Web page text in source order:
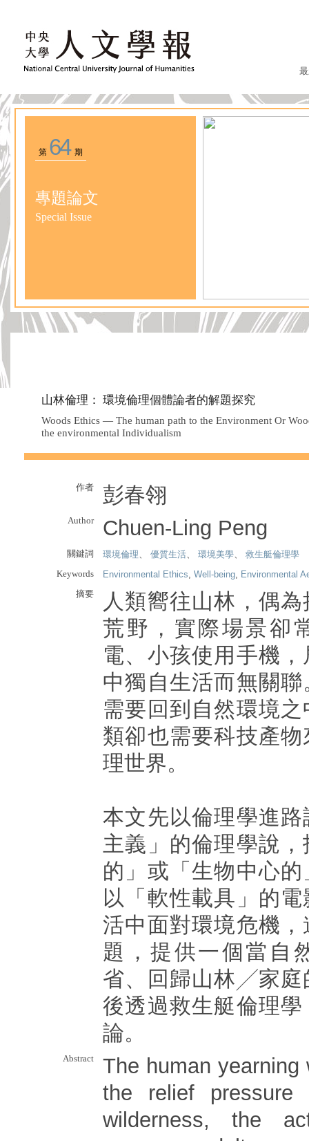
第 64期
專題論文
Special Issue
山林倫理： 環境倫理個體論者的解題探究
Woods Ethics — The human path to the Environment Or
the environmental Individualism
作者 彭春翎
Author Chuen-Ling Peng
關鍵詞 環境倫理、 優質生活、 環境美學、 救生艇倫理學
Keywords
Environmental Ethics, Well-being, Environmental
摘要
人類嚮往山林，偶
荒野，實際場景卻
電、小孩使用手機
中獨自生活而無關
需要回到自然環境
類卻也需要科技產
理世界。
本文先以倫理學進
主義」的倫理學說
的」或「生物中心
以「軟性載具」的
活中面對環境危機
題，提供一個當自
省、回歸山林╱家庭
後透過救生艇倫理
論。
Abstract
The human yearning
the relief
wilderness, the